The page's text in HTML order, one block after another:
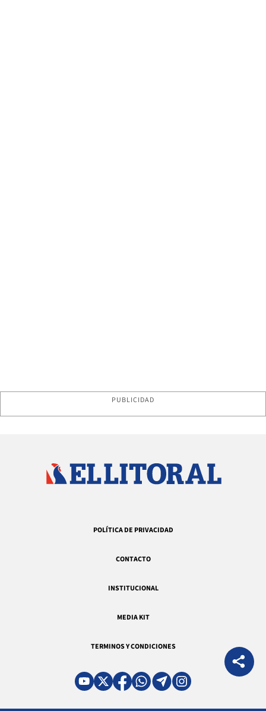
PUBLICIDAD
POLÍTICA DE PRIVACIDAD
CONTACTO
INSTITUCIONAL
MEDIA KIT
TERMINOS Y CONDICIONES